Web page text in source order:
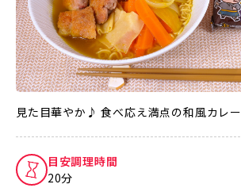
見た目華やか♪ 食べ応え満点の和風カレ
目安調理時間
20分